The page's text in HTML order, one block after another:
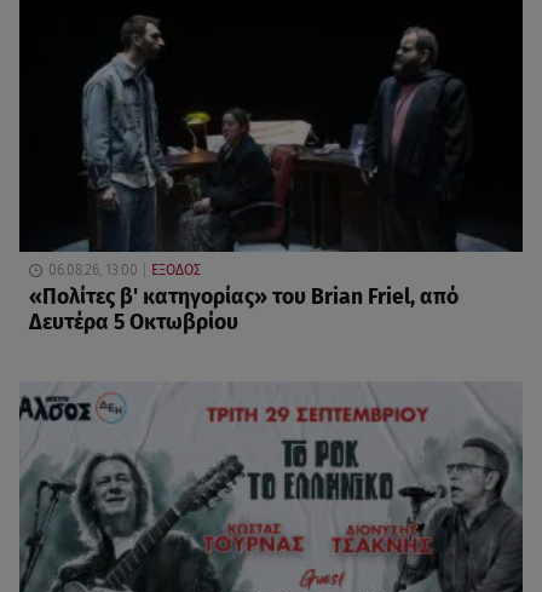
06.08.26, 13:00 ΕΞΟΔΟΣ
«Πολίτες β' κατηγορίας» του Brian Friel, από
Δευτέρα 5 Οκτωβρίου